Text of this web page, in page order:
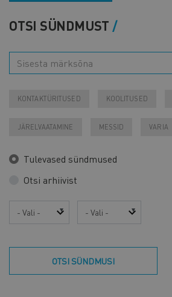
OTSI SÜNDMUST
KONTAKTÜRITUSED KOOLITUSED
JÄRELVAATAMINE MESSID VARIA
Tulevased sündmused
Otsi arhiivist
Aasta Kuu
OTSI SÜNDMUSI